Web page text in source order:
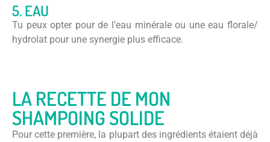
5. EAU
Tu peux opter pour de l’eau minérale ou une eau florale/
hydrolat pour une synergie plus efficace.
LA RECETTE DE MON
SHAMPOING SOLIDE
Pour cette première, la plupart des ingrédients étaient déjà